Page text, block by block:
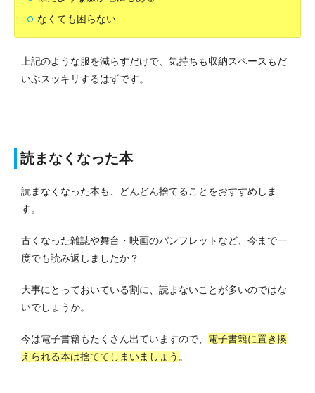
なくても困らない
上記のような服を減らすだけで、気持ちも収納スペースもだ
いぶスッキリするはずです。
読まなくなった本
読まなくなった本も、どんどん捨てることをおすすめしま
す。
古くなった雑誌や舞台・映画のパンフレットなど、今まで一
度でも読み返しましたか？
大事にとっておいている割に、読まないことが多いのではな
いでしょうか。
今は電子書籍もたくさん出ていますので、 電子書籍に置き換
えられる本は捨ててしまいましょう 。